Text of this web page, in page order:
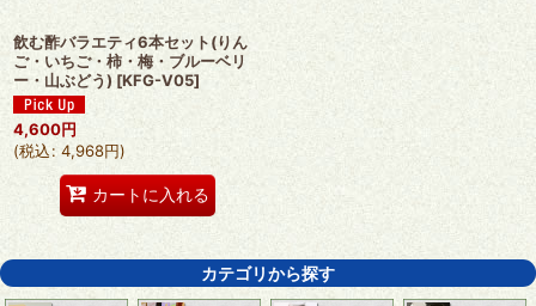
飲む酢バラエティ6本セット(りん
ご・いちご・柿・梅・ブルーベリ
ー・山ぶどう) [KFG-V05]
4,600円
(税込: 4,968円)
カートに入れる
カテゴリから探す